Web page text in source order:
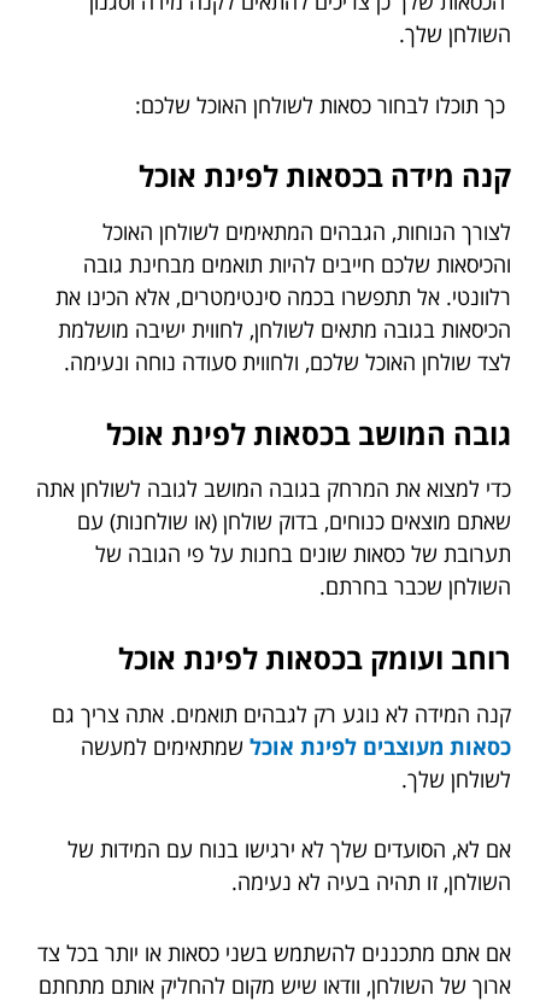
השולחן שלך.
כך תוכלו לבחור כסאות לשולחן האוכל שלכם:
קנה מידה בכסאות לפינת אוכל
לצורך הנוחות, הגבהים המתאימים לשולחן האוכל
והכיסאות שלכם חייבים להיות תואמים מבחינת גובה
רלוונטי. אל תתפשרו בכמה סינטימטרים, אלא הכינו את
הכיסאות בגובה מתאים לשולחן, לחווית ישיבה מושלמת
לצד שולחן האוכל שלכם, ולחווית סעודה נוחה ונעימה.
גובה המושב בכסאות לפינת אוכל
כדי למצוא את המרחק בגובה המושב לגובה לשולחן אתה
שאתם מוצאים כנוחים, בדוק שולחן (או שולחנות) עם
תערובת של כסאות שונים בחנות על פי הגובה של
השולחן שכבר בחרתם.
רוחב ועומק בכסאות לפינת אוכל
קנה המידה לא נוגע רק לגבהים תואמים. אתה צריך גם
כסאות מעוצבים לפינת אוכל שמתאימים למעשה
לשולחן שלך.
אם לא, הסועדים שלך לא ירגישו בנוח עם המידות של
השולחן, זו תהיה בעיה לא נעימה.
אם אתם מתכננים להשתמש בשני כסאות או יותר בכל צד
ארוך של השולחן, וודאו שיש מקום להחליק אותם מתחתם